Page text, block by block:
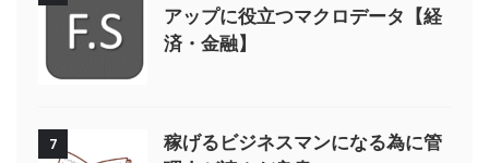
アップに役立つマクロデータ【経
済・金融】
7
稼げるビジネスマンになる為に管